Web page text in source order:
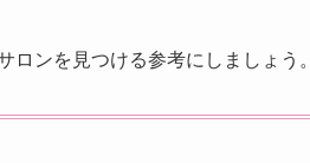
ロンを見つける参考にしましょう。